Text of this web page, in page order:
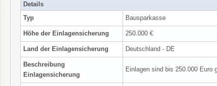
Details
Typ
Bausparkasse
Höhe der Einlagensicherung 250.000 €
Land der Einlagensicherung Deutschland - DE
Beschreibung
Einlagensicherung
Einlagen sind bis 250.000 Euro